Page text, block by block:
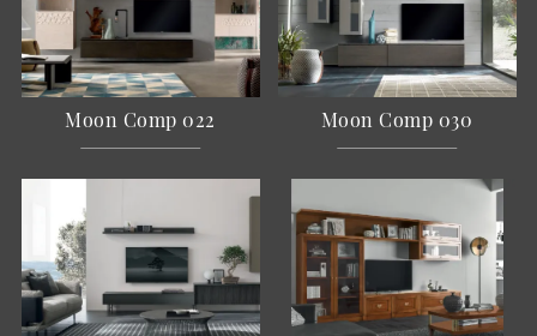
Moon Comp 022 Moon Comp 030